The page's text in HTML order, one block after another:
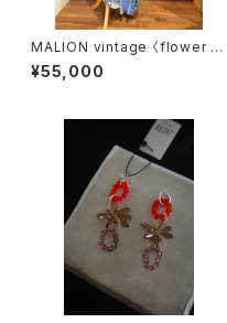
MALION vintage 〈flower ra
yon pants〉 blue
¥55,000